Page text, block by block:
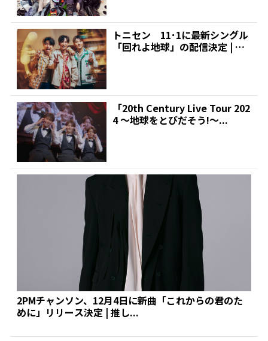
トニセン 11･1に最新シングル
「回れよ地球」の配信決定 | 推
「20th Century Live Tour 202
4 ～地球をとびだそう!～...
2PMチャンソン、12月4日に新曲「これからの君のた
めに」リリース決定 | 推し...